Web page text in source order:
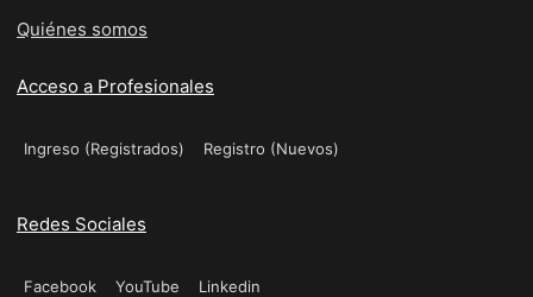
Quiénes somos
Acceso a Profesionales
Ingreso (Registrados) Registro (Nuevos)
Redes Sociales
Facebook YouTube Linkedin